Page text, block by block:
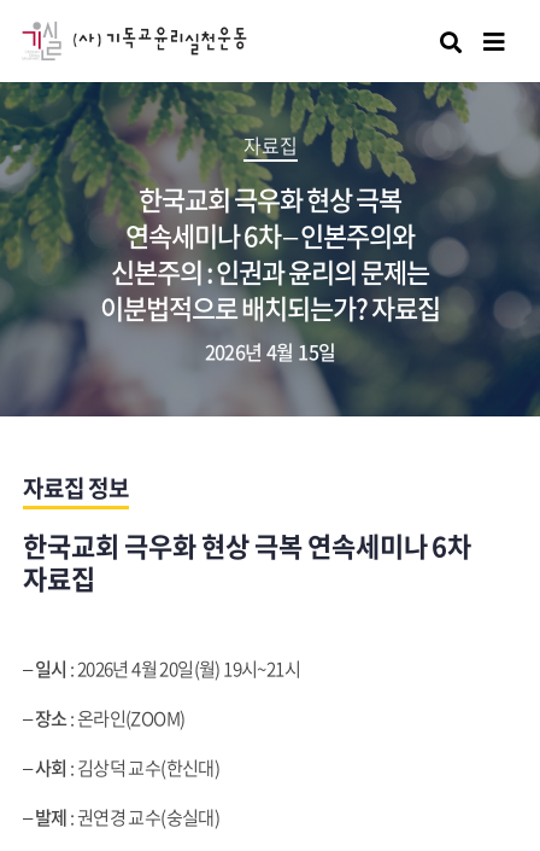
검색
자료집
한국교회 극우화 현상 극복
연속세미나 6차 – 인본주의와
신본주의 : 인권과 윤리의 문제는
이분법적으로 배치되는가? 자료집
2026년 4월 15일
자료집 정보
한국교회 극우화 현상 극복 연속세미나 6차
자료집
–일시 : 2026년 4월 20일(월) 19시~21시
–장소: 온라인(ZOOM)
–사회 : 김상덕 교수(한신대)
–발제: 권연경 교수(숭실대)